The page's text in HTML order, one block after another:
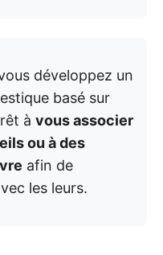
développez un
basé sur
à vous associer
ou à des
afin de
les leurs.